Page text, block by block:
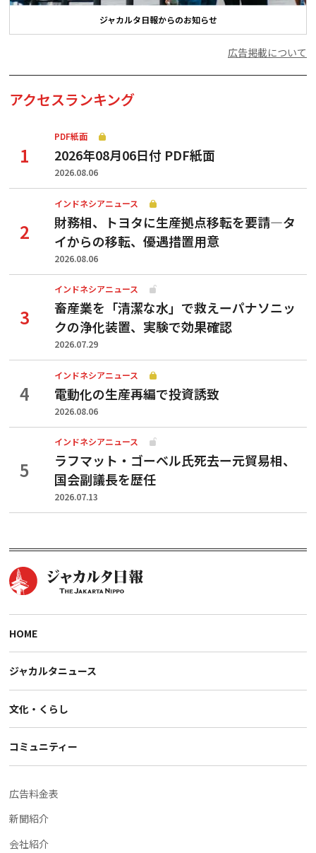
ジャカルタ日報からのお知らせ
広告掲載について
アクセスランキング
PDF紙面
2026年08月06日付 PDF紙面
2026.08.06
インドネシアニュース
財務相、トヨタに生産拠点移転を要請—タ
イからの移転、優遇措置用意
2026.08.06
インドネシアニュース
畜産業を「清潔な水」で救えーパナソニッ
クの浄化装置、実験で効果確認
2026.07.29
インドネシアニュース
電動化の生産再編で投資誘致
2026.08.06
インドネシアニュース
ラフマット・ゴーベル氏死去ー元貿易相、
国会副議長を歴任
2026.07.13
HOME
ジャカルタニュース
文化・くらし
コミュニティー
広告料金表
新聞紹介
会社紹介